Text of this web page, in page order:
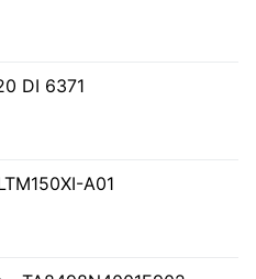
DI 6371
A01